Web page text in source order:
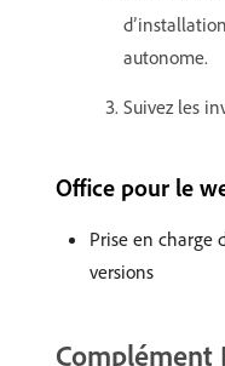
autonome.
Suivez les
Office pour le
Prise en charge
versions
Complément